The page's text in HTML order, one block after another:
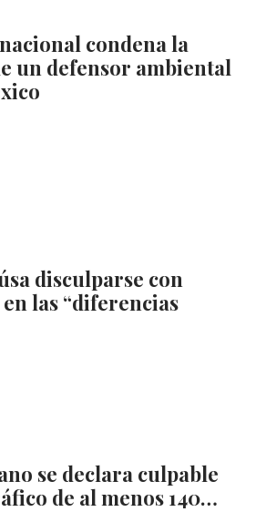
condena la
un defensor ambiental
disculparse con
las “diferencias
se declara culpable
de al menos 140…